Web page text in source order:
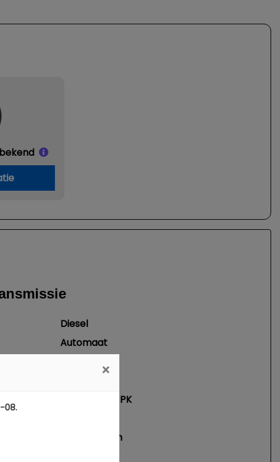
Diesel
Automaat
221 kW / 300 PK
6.5 seconden
per minuut
×
08.